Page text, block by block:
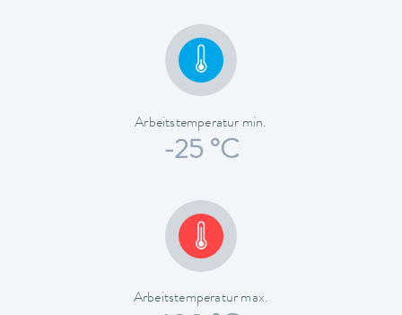
Arbeitstemperatur min.
-25 °C
Arbeitstemperatur max.